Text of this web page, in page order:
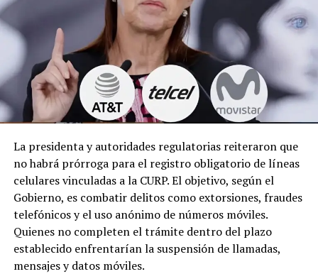
La presidenta y autoridades regulatorias reiteraron que
no habrá prórroga para el registro obligatorio de líneas
celulares vinculadas a la CURP. El objetivo, según el
Gobierno, es combatir delitos como extorsiones, fraudes
telefónicos y el uso anónimo de números móviles.
Quienes no completen el trámite dentro del plazo
establecido enfrentarían la suspensión de llamadas,
mensajes y datos móviles.